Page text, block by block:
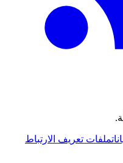
ملفات تعريف الارتباط